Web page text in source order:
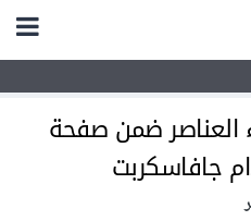
العناصر ضمن صفحة
جافاسكربت